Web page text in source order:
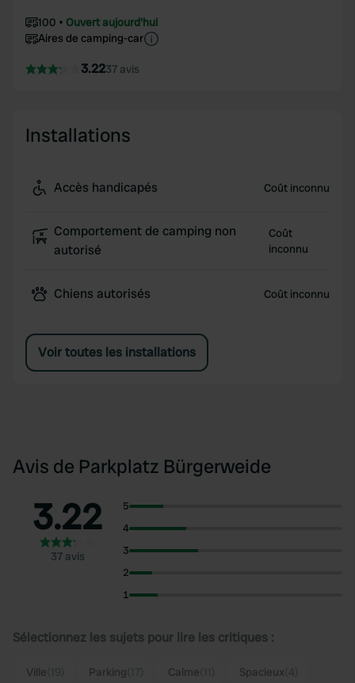
100
Ouvert aujourd'hui
Aires de camping-car
3.2237 avis
Installations
Accès handicapés Coût inconnu
Comportement de camping non
autorisé
Coût
inconnu
Chiens autorisés Coût inconnu
Voir toutes les installations
Avis de Parkplatz Bürgerweide
3.22
37 avis
5
4
3
2
1
Sélectionnez les sujets pour lire les critiques :
Ville Parking Calme Spacieux